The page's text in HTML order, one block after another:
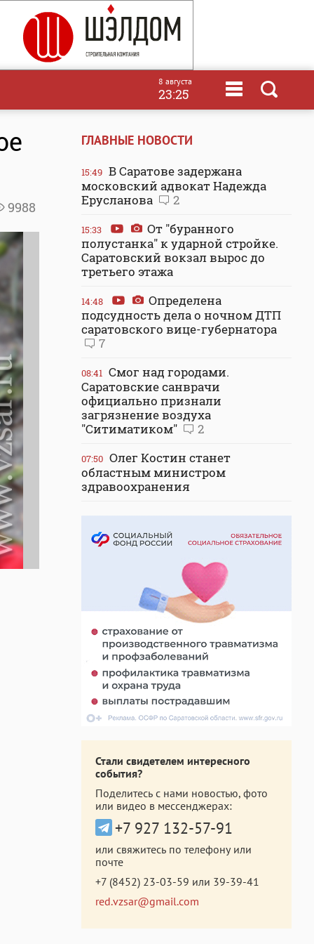
8 августа
23:25
9988
ГЛАВНЫЕ НОВОСТИ
15:49 В Саратове задержана
московский адвокат Надежда
Ерусланова
2
15:33
От "буранного
полустанка" к ударной стройке.
Саратовский вокзал вырос до
третьего этажа
14:48
Определена
подсудность дела о ночном ДТП
саратовского вице-губернатора
7
08:41 Смог над городами.
Саратовские санврачи
официально признали
загрязнение воздуха
"Ситиматиком"
2
07:50 Олег Костин станет
областным министром
здравоохранения
Стали свидетелем интересного
события?
Поделитесь с нами новостью, фото
или видео в мессенджерах:
+7 927 132-57-91
или свяжитесь по телефону или
почте
+7 (8452) 23-03-59 или 39-39-41
red.vzsar@gmail.com